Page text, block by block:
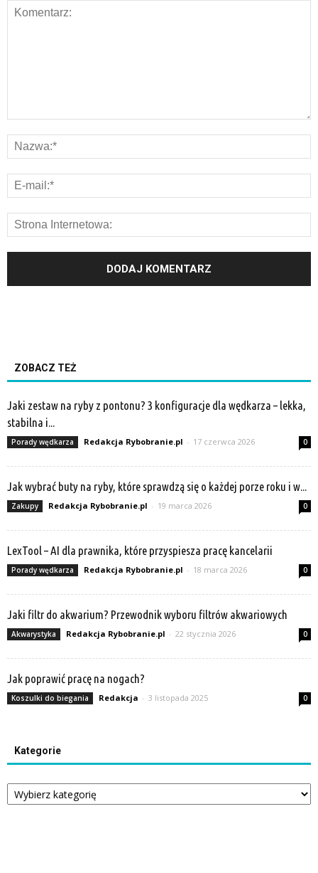
ZOBACZ TEŻ
Jaki zestaw na ryby z pontonu? 3 konfiguracje dla wędkarza – lekka,
stabilna i...
Porady wędkarza Redakcja Rybobranie.pl - 17 czerwca 2026 0
Jak wybrać buty na ryby, które sprawdzą się o każdej porze roku i w...
Zakupy Redakcja Rybobranie.pl - 19 marca 2026 0
LexTool – AI dla prawnika, które przyspiesza pracę kancelarii
Porady wędkarza Redakcja Rybobranie.pl - 18 marca 2026 0
Jaki filtr do akwarium? Przewodnik wyboru filtrów akwariowych
Akwarystyka Redakcja Rybobranie.pl - 22 stycznia 2026 0
Jak poprawić pracę na nogach?
Koszulki do biegania Redakcja - 3 listopada 2025 0
Kategorie
Kategorie